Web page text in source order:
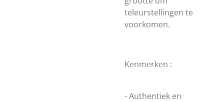
teleurstellingen te
voorkomen.
Kenmerken :
- Authentiek en